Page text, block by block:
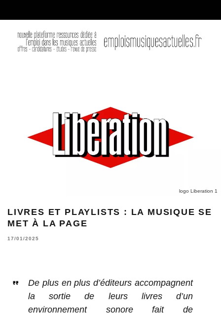
logo Liberation 1
LIVRES ET PLAYLISTS : LA MUSIQUE SE
MET À LA PAGE
17/01/2025
De plus en plus d’éditeurs accompagnent
la sortie de leurs livres d’un
environnement sonore fait de